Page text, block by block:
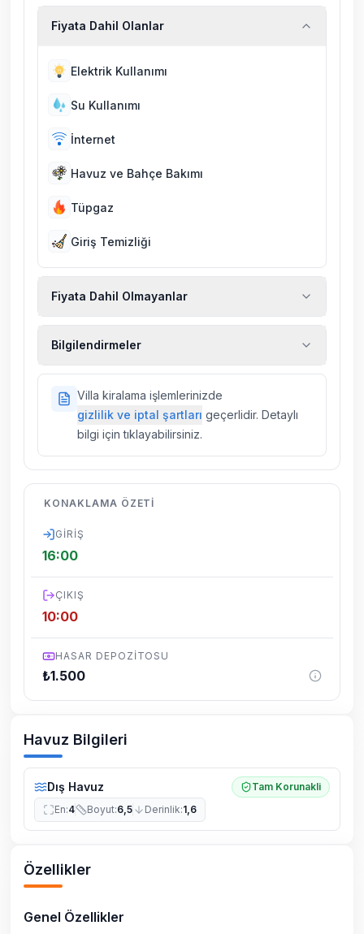
Fiyata Dahil Olanlar
Elektrik Kullanımı
Su Kullanımı
İnternet
Havuz ve Bahçe Bakımı
Tüpgaz
Giriş Temizliği
Fiyata Dahil Olmayanlar
sigortaları fiyatlara dahil değildir.
Bilgilendirmeler
villalarımızda düzenli olarak ilaçlama
yapılmaktadır. Buna rağmen çevrede
kelebek, böcek, sinek vs. bulunma ihtimali
dönemsel olarak altyapı çalışmaları
yapılabilmektedir. Bu çalışma nedeniyle yol
Villa kiralama işlemlerinizde
gizlilik ve iptal şartları geçerlidir. Detaylı
bilgi için tıklayabilirsiniz.
KONAKLAMA ÖZETI
GIRIŞ
16:00
ÇIKIŞ
10:00
HASAR DEPOZITOSU
₺1.500
Havuz Bilgileri
Dış Havuz
Tam Korunakli
En:4 Boyut:6,5 Derinlik:1,6
Özellikler
Genel Özellikler